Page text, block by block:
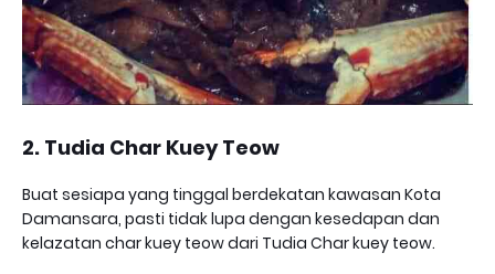
2. Tudia Char Kuey Teow
Buat sesiapa yang tinggal berdekatan kawasan Kota
Damansara, pasti tidak lupa dengan kesedapan dan
kelazatan char kuey teow dari Tudia Char kuey teow.